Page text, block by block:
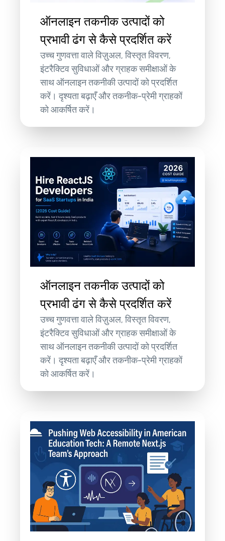
ऑनलाइन तकनीक उत्पादों को
प्रभावी ढंग से कैसे प्रदर्शित करें
उच्च गुणवत्ता वाले विज़ुअल, विस्तृत विवरण,
इंटरैक्टिव सुविधाओं और ग्राहक समीक्षाओं के
साथ ऑनलाइन तकनीकी उत्पादों को प्रदर्शित
करें। दृश्यता बढ़ाएँ और तकनीक-प्रेमी ग्राहकों
को आकर्षित करें।
ऑनलाइन तकनीक उत्पादों को
प्रभावी ढंग से कैसे प्रदर्शित करें
उच्च गुणवत्ता वाले विज़ुअल, विस्तृत विवरण,
इंटरैक्टिव सुविधाओं और ग्राहक समीक्षाओं के
साथ ऑनलाइन तकनीकी उत्पादों को प्रदर्शित
करें। दृश्यता बढ़ाएँ और तकनीक-प्रेमी ग्राहकों
को आकर्षित करें।